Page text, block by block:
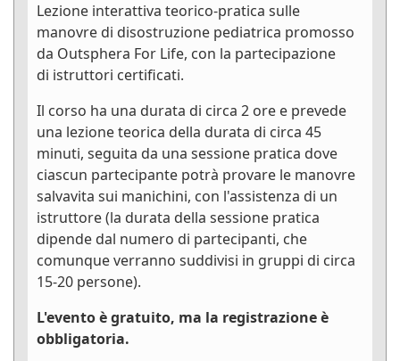
Lezione interattiva teorico-pratica sulle
manovre di disostruzione pediatrica promosso
da Outsphera For Life, con la partecipazione
di istruttori certificati.
Il corso ha una durata di circa 2 ore e prevede
una lezione teorica della durata di circa 45
minuti, seguita da una sessione pratica dove
ciascun partecipante potrà provare le manovre
salvavita sui manichini, con l'assistenza di un
istruttore (la durata della sessione pratica
dipende dal numero di partecipanti, che
comunque verranno suddivisi in gruppi di circa
15-20 persone).
L'evento è gratuito, ma la registrazione è
obbligatoria.